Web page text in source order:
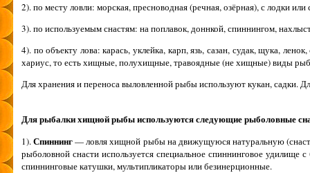
2). по месту ловли: морская, пресноводная (речная, озёрная), с лодки или
3). по используемым снастям: на поплавок, доннкой, спиннингом,
4). по объекту лова: карась, уклейка, карп, язь, сазан, судак, щука,
хариус, то есть хищные, полухищные, травоядные (не хищные) виды
Для хранения и переноса выловленной рыбы используют кукан, садки.
Для рыбалки хищной рыбы используются следующие рыболовные
1).Спиннинг— ловля хищной рыбы на движущуюся натуральную
рыболовной снасти используется специальное спиннинговое
спиннинговые катушки, мультипликаторы или безинерционные.